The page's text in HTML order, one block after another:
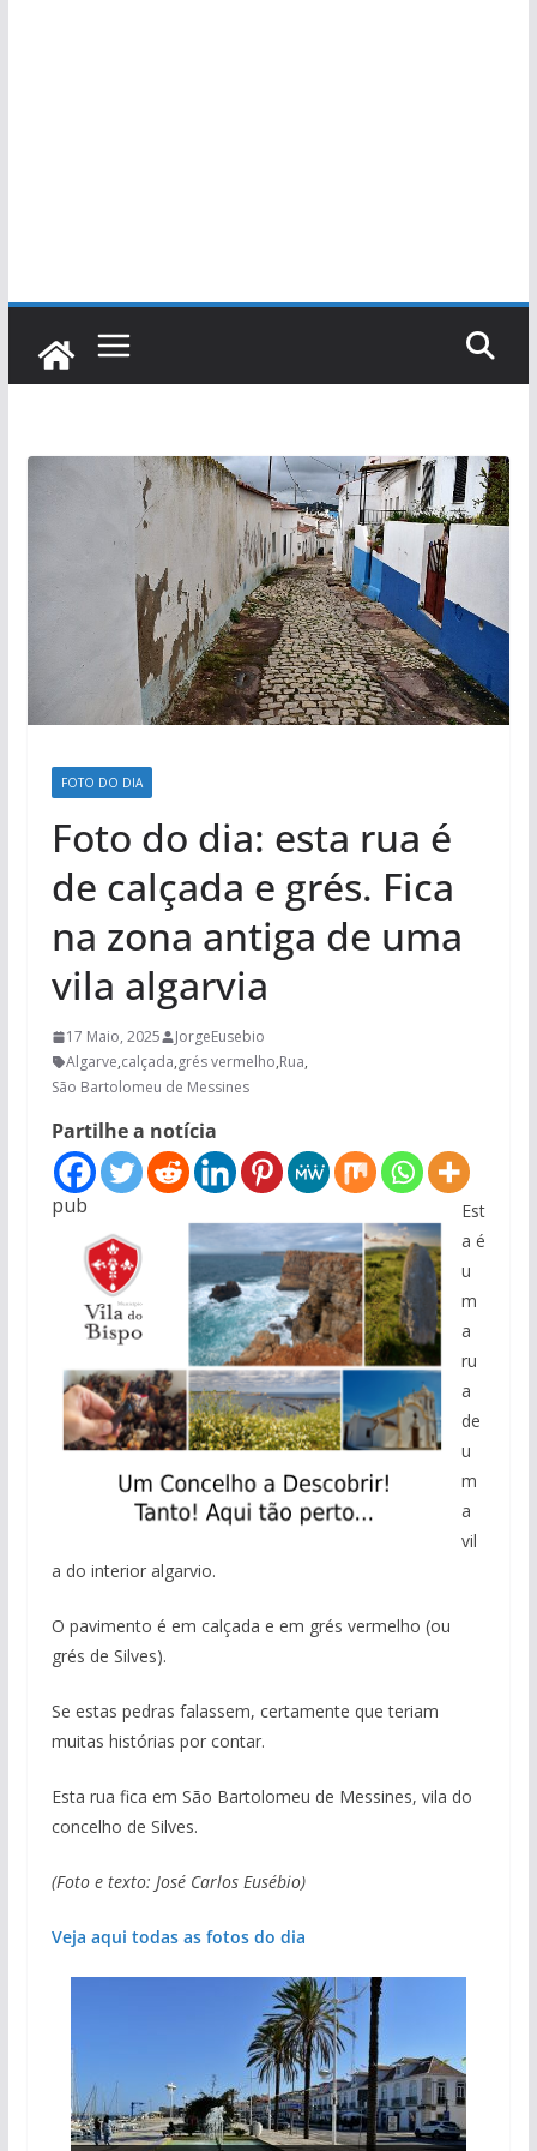
FOTO DO DIA
Foto do dia: esta rua é
de calçada e grés. Fica
na zona antiga de uma
vila algarvia
17 Maio, 2025
JorgeEusebio
Algarve,calçada,grés vermelho,Rua,
São Bartolomeu de Messines
Partilhe a notícia
pub
Est
a é
u
m
a
ru
a
de
u
m
a
vil
a do interior algarvio.
O pavimento é em calçada e em grés vermelho (ou
grés de Silves).
Se estas pedras falassem, certamente que teriam
muitas histórias por contar.
Esta rua fica em São Bartolomeu de Messines, vila do
concelho de Silves.
(Foto e texto: José Carlos Eusébio)
Veja aqui todas as fotos do dia
Projeto milionário: investimento de 108